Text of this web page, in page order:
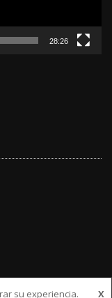
28:26
su experiencia. X